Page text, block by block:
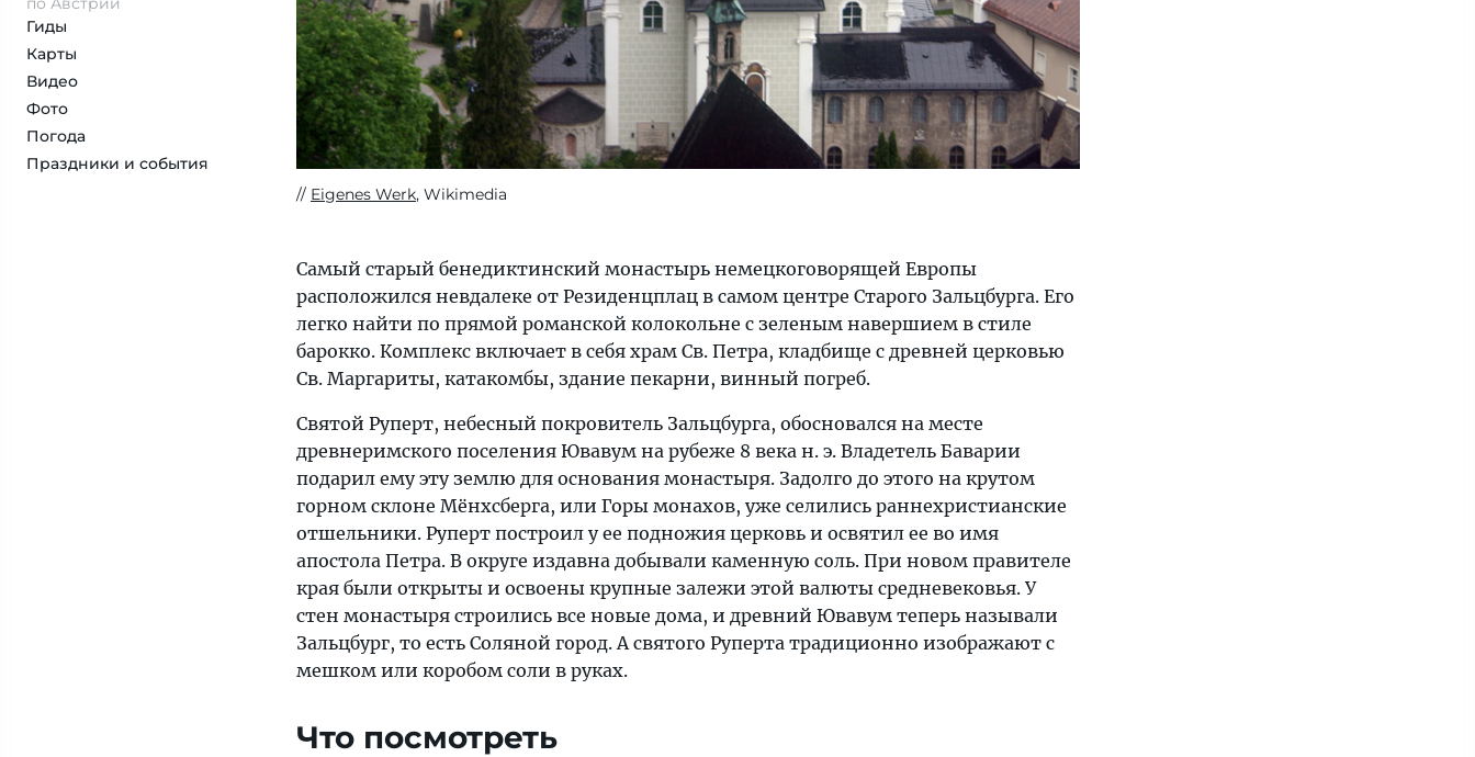
Гиды
Карты
Видео
Фото
Погода
Праздники и события
Eigenes Werk, Wikimedia
Самый старый бенедиктинский монастырь немецкоговорящей Европы
расположился невдалеке от Резиденцплац в самом центре Старого Зальцбурга. Его
легко найти по прямой романской колокольне с зеленым навершием в стиле
барокко. Комплекс включает в себя храм Св. Петра, кладбище с древней церковью
Св. Маргариты, катакомбы, здание пекарни, винный погреб.
Святой Руперт, небесный покровитель Зальцбурга, обосновался на месте
древнеримского поселения Ювавум на рубеже 8 века н. э. Владетель Баварии
подарил ему эту землю для основания монастыря. Задолго до этого на крутом
горном склоне Мёнхсберга, или Горы монахов, уже селились раннехристианские
отшельники. Руперт построил у ее подножия церковь и освятил ее во имя
апостола Петра. В округе издавна добывали каменную соль. При новом правителе
края были открыты и освоены крупные залежи этой валюты средневековья. У
стен монастыря строились все новые дома, и древний Ювавум теперь называли
Зальцбург, то есть Соляной город. А святого Руперта традиционно изображают с
мешком или коробом соли в руках.
Что посмотреть